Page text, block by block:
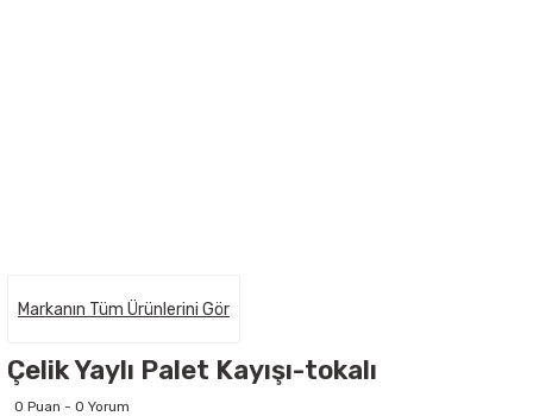
Markanın Tüm Ürünlerini Gör
Çelik Yaylı Palet Kayışı-tokalı
0 Puan - 0 Yorum